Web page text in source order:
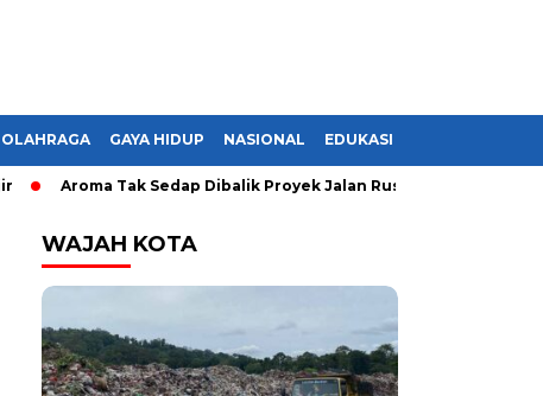
OLAHRAGA GAYA HIDUP NASIONAL EDUKASI
Aroma Tak Sedap Dibalik Proyek Jalan Rusak di Lampung,
WAJAH KOTA